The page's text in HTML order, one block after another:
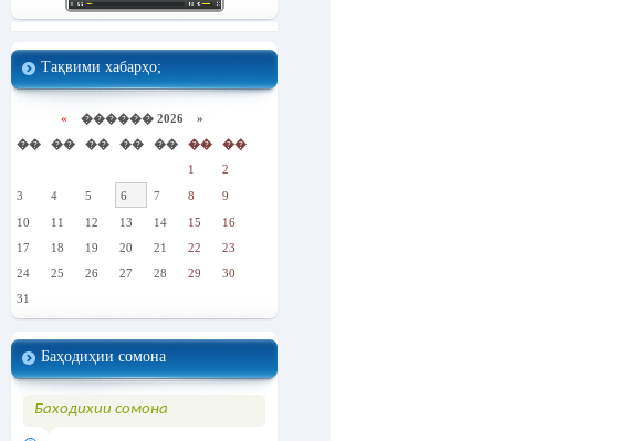
Тақвими хабарҳо;
« ������ 2026 »
��
�� �� �� �� ��
��
1
2
3
4 5 6 7 8
9
10
11 12 13 14 15
16
17
18 19 20 21 22
23
24
25 26 27 28 29
30
31
Баҳодиҳии сомона
Баходихии сомона